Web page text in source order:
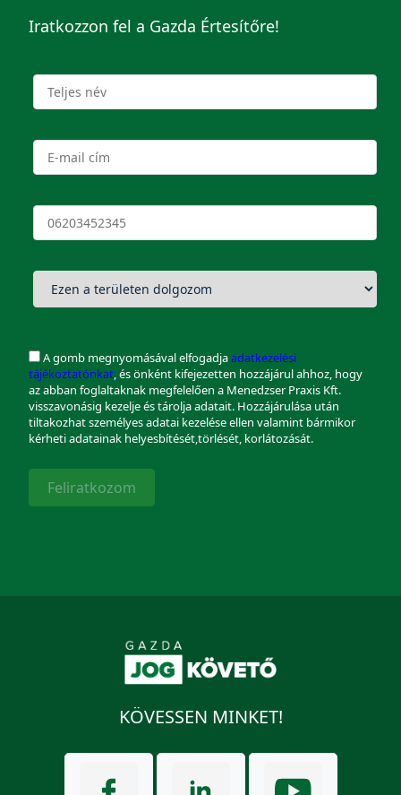
Iratkozzon fel a Gazda Értesítőre!
A gomb megnyomásával elfogadjaadatkezelési
tájékoztatónkat, és önként kifejezetten hozzájárul ahhoz, hogy
az abban foglaltaknak megfelelően a Menedzser Praxis Kft.
visszavonásig kezelje és tárolja adatait. Hozzájárulása után
tiltakozhat személyes adatai kezelése ellen valamint bármikor
kérheti adatainak helyesbítését,törlését, korlátozását.
Feliratkozom
KÖVESSEN MINKET!